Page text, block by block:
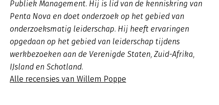
Publiek Management. Hij is lid van de kenniskring van
Penta Nova en doet onderzoek op het gebied van
onderzoeksmatig leiderschap. Hij heeft ervaringen
opgedaan op het gebied van leiderschap tijdens
werkbezoeken aan de Verenigde Staten, Zuid-Afrika,
IJsland en Schotland.
Alle recensies van Willem Poppe